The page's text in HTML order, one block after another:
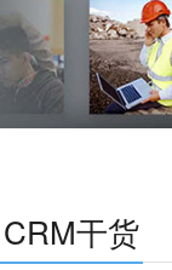
CRM干货